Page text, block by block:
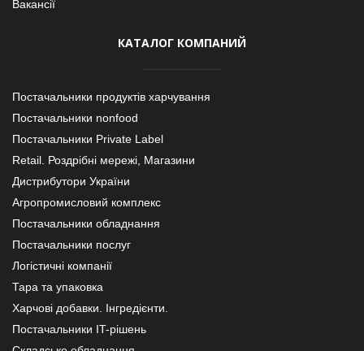
Вакансії
КАТАЛОГ КОМПАНИЙ
Постачальники продуктів харчування
Постачальники nonfood
Постачальники Private Label
Retail. Роздрібні мережі, Магазини
Дистрибутори України
Агропромисловий комплекс
Постачальники обладнання
Постачальники послуг
Логістичні компанії
Тара та упаковка
Харчові добавки. Інгредієнти.
Постачальники IT-рішень